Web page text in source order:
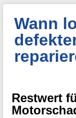
Wann
Restwert